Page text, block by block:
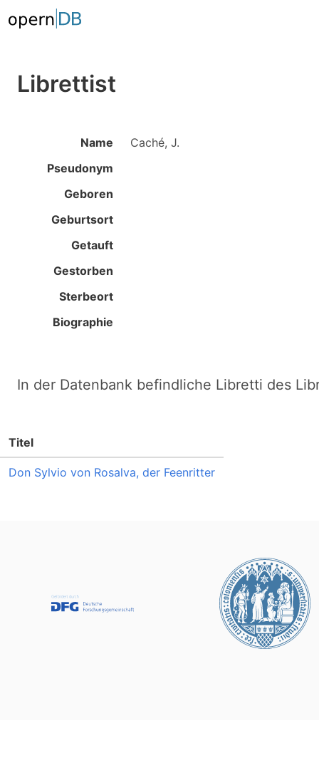
Librettist
Name
Caché, J.
Pseudonym
Geboren
Geburtsort
Getauft
Gestorben
Sterbeort
Biographie
In der Datenbank befindliche Libretti des
Titel
Don Sylvio von Rosalva, der Feenritter